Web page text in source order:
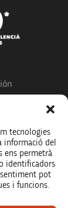
tecnologies
informació del
ens permetrà
identificadors
pot
i funcions.